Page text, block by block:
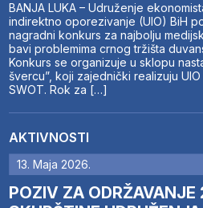
BANJA LUKA – Udruženje
indirektno oporezivanje (UIO) BiH
nagradni konkurs za najbolju
bavi problemima crnog tržišta
Konkurs se organizuje u sklopu
švercu”, koji zajednički realizuju
SWOT. Rok za […]
AKTIVNOSTI
13. Maja 2026.
POZIV ZA ODRŽAVANJE